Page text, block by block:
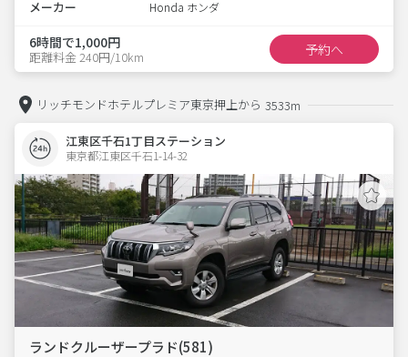
メーカー Honda ホンダ
6時間で1,000円
距離料金 240円/10km 予約へ
リッチモンドホテルプレミア東京押上から 3533m
江東区千石1丁目ステーション
東京都江東区千石1-14-32
ランドクルーザープラド(581)